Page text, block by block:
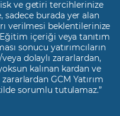
ve getiri tercihlerinize
burada yer alan
verilmesi beklentilerinize
içeriği veya tanıtım
sonucu yatırımcıların
dolaylı zararlardan,
kalınan kardan ve
GCM Yatırım
sorumlu tutulamaz.”